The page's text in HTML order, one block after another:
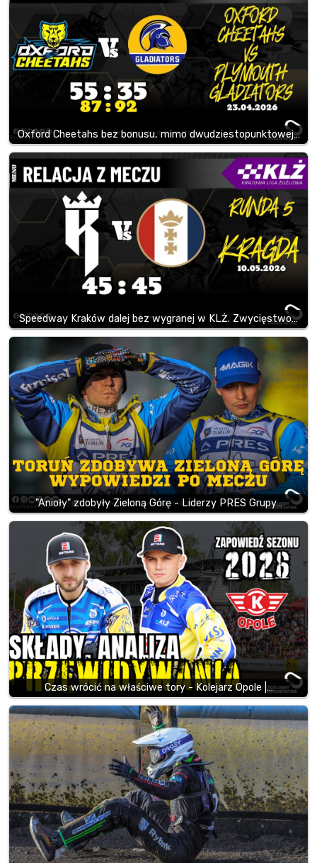
Oxford Cheetahs bez bonusu, mimo dwudziestopunktowej…
Speedway Kraków dalej bez wygranej w KLŻ. Zwycięstwo…
"Anioły" zdobyły Zieloną Górę - Liderzy PRES Grupy…
Czas wrócić na właściwe tory - Kolejarz Opole |…